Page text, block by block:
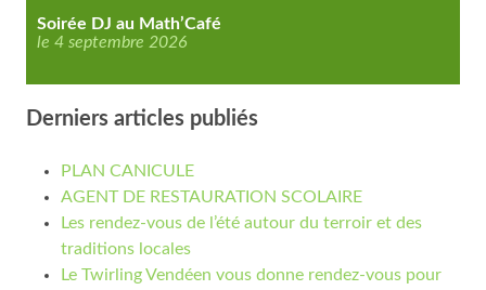
Soirée DJ au Math’Café
le 4 septembre 2026
Derniers articles publiés
PLAN CANICULE
AGENT DE RESTAURATION SCOLAIRE
Les rendez-vous de l’été autour du terroir et des
traditions locales
Le Twirling Vendéen vous donne rendez-vous pour